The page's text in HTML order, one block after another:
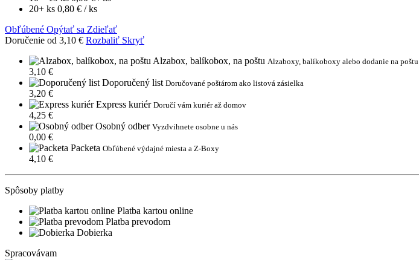
20+ ks 0,80 € / ks
Obľúbené Opýtať sa Zdieľať
Doručenie od 3,10 € Rozbaliť Skryť
Alzabox, balíkobox, na poštu Alzaboxy, balíkoboxy alebo dodanie na poštu
3,10 €
Doporučený list Doručované poštárom ako listová zásielka
3,20 €
Express kuriér Doručí vám kuriér až domov
4,25 €
Osobný odber Vyzdvihnete osobne u nás
0,00 €
Packeta Obľúbené výdajné miesta a Z-Boxy
4,10 €
Spôsoby platby
Platba kartou online
Platba prevodom
Dobierka
Spracovávam